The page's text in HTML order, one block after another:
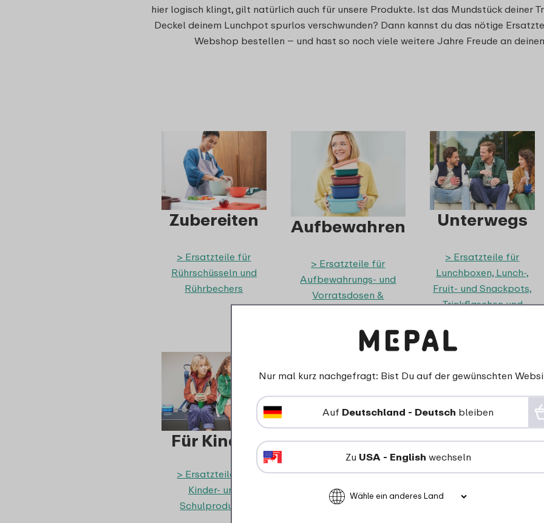
hier logisch klingt, gilt natürlich auch für unsere Produkte. Ist das Mundstück deiner
Deckel deinem Lunchpot spurlos verschwunden? Dann kannst du das nötige
Webshop bestellen – und hast so noch viele weitere Jahre Freude an
Zubereiten
> Ersatzteile für
Rührschüsseln und
Rührbechers
Aufbewahren
> Ersatzteile für
Aufbewahrungs- und
Vorratsdosen &
Unterwegs
> Ersatzteile für
Lunchboxen, Lunch-,
Fruit- und Snackpots,
Trinkflaschen und
Für Kinder
> Ersatzteile für
Kinder- und
Schulprodukte
Nur mal kurz nachgefragt: Bist Du auf der gewünschten
Auf Deutschland - Deutsch bleiben
Zu USA - English wechseln